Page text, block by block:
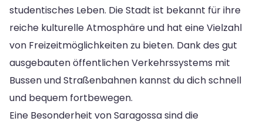
studentisches Leben. Die Stadt ist bekannt für ihre
reiche kulturelle Atmosphäre und hat eine Vielzahl
von Freizeitmöglichkeiten zu bieten. Dank des gut
ausgebauten öffentlichen Verkehrssystems mit
Bussen und Straßenbahnen kannst du dich schnell
und bequem fortbewegen.
Eine Besonderheit von Saragossa sind die